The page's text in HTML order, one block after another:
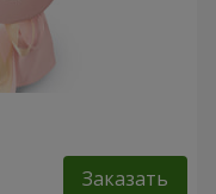
Заказать